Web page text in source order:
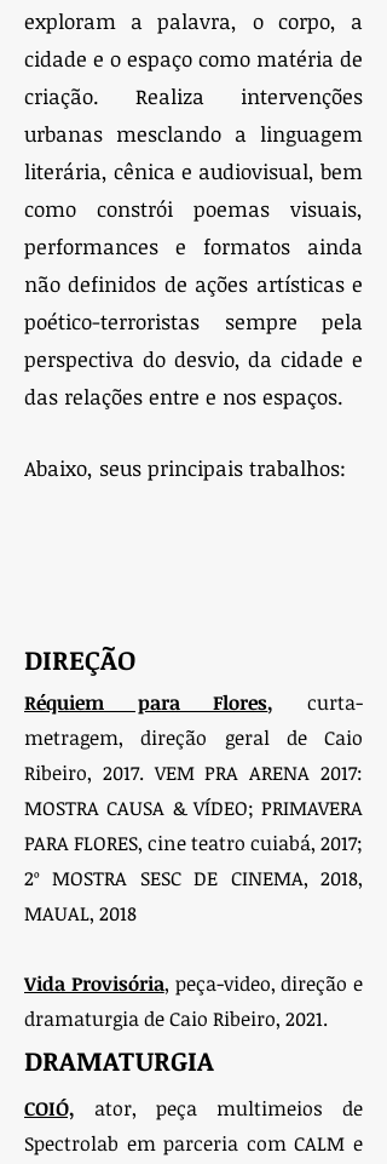
exploram a palavra, o corpo, a
cidade e o espaço como matéria de
criação. Realiza intervenções
urbanas mesclando a linguagem
literária, cênica e audiovisual, bem
como constrói poemas visuais,
performances e formatos ainda
não definidos de ações artísticas e
poético-terroristas sempre pela
perspectiva do desvio, da cidade e
das relações entre e nos espaços.
Abaixo, seus principais trabalhos:
DIREÇÃO
Réquiem para Flores, curta-
metragem, direção geral de Caio
Ribeiro, 2017. VEM PRA ARENA 2017:
MOSTRA CAUSA & VÍDEO; PRIMAVERA
PARA FLORES, cine teatro cuiabá, 2017;
2º MOSTRA SESC DE CINEMA, 2018,
MAUAL, 2018
Vida Provisória, peça-video, direção e
dramaturgia de Caio Ribeiro, 2021.
DRAMATURGIA
COIÓ,
ator, peça multimeios de
Spectrolab em parceria com CALM e